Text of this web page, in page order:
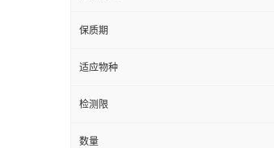
保质期
适应物种
检测限
数量